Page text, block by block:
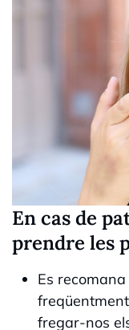
En cas de
prendre les
Es
fregar-nos